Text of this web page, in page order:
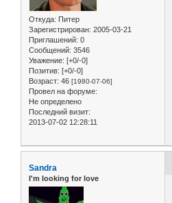
Откуда: Питер
Зарегистрирован: 2005-03-21
Приглашений: 0
Сообщений: 3546
Уважение: [+0/-0]
Позитив: [+0/-0]
Возраст: 46 [1980-07-06]
Провел на форуме:
Не определено
Последний визит:
2013-07-02 12:28:11
Sandra
I'm looking for love